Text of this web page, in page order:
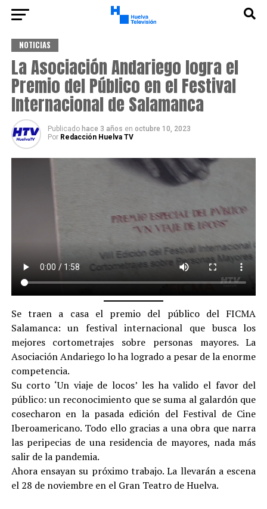
NOTICIAS
La Asociación Andariego logra el
Premio del Público en el Festival
Internacional de Salamanca
Publicado hace 3 años en octubre 10, 2023
Por Redacción Huelva TV
Se traen a casa el premio del público del FICMA
Salamanca: un festival internacional que busca los
mejores cortometrajes sobre personas mayores. La
Asociación Andariego lo ha logrado a pesar de la enorme
competencia.
Su corto ‘Un viaje de locos’ les ha valido el favor del
público: un reconocimiento que se suma al galardón que
cosecharon en la pasada edición del Festival de Cine
Iberoamericano. Todo ello gracias a una obra que narra
las peripecias de una residencia de mayores, nada más
salir de la pandemia.
Ahora ensayan su próximo trabajo. La llevarán a escena
el 28 de noviembre en el Gran Teatro de Huelva.